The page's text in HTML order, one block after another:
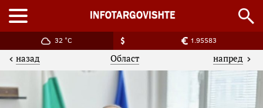
32 °C 1.95583
назад Област напред